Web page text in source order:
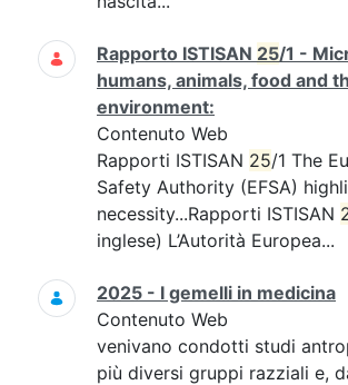
Rapporto ISTISAN 25/1 -
humans, animals, food and
environment:
Contenuto Web
Rapporti ISTISAN 25/1 The
Safety Authority (EFSA)
necessity...Rapporti ISTISAN
inglese) L’Autorità Europea...
2025 - I gemelli in medicina
Contenuto Web
venivano condotti studi
più diversi gruppi razziali e,